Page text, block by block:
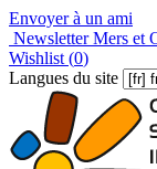
Envoyer à un ami
Newsletter Mers et
Wishlist (0)
Langues du site